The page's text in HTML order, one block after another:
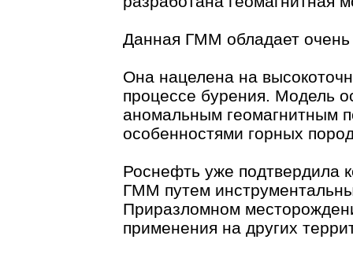
Данная ГММ обладает
Она нацелена на
процессе бурения. Модель
аномальным геомагнитным
особенностями горных
Роснефть уже подтвердила
ГММ путем
Приразломном
применения на других